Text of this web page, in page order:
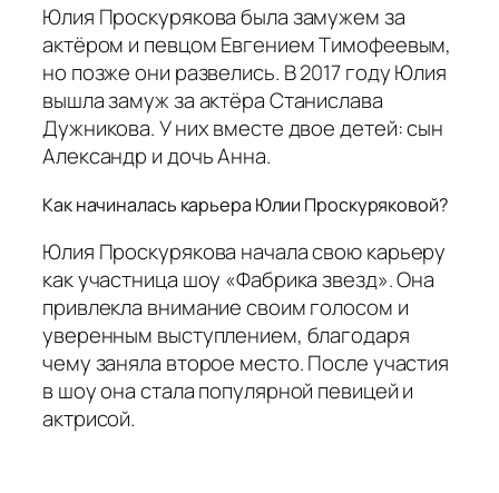
Юлия Проскурякова была замужем за
актёром и певцом Евгением Тимофеевым,
но позже они развелись. В 2017 году Юлия
вышла замуж за актёра Станислава
Дужникова. У них вместе двое детей: сын
Александр и дочь Анна.
Как начиналась карьера Юлии Проскуряковой?
Юлия Проскурякова начала свою карьеру
как участница шоу «Фабрика звезд». Она
привлекла внимание своим голосом и
уверенным выступлением, благодаря
чему заняла второе место. После участия
в шоу она стала популярной певицей и
актрисой.